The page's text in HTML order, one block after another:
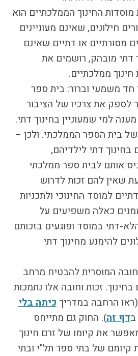
מוסדות החינוך הממלכתיים הוא
חילונים, שאינם מעוניינים
מסורתיים או דתיים שאינם
דתי מובהק, רושמים את
ממלכתיים.
חד משמעי וברור: בית ספר
לספק את צרכיו של הציבור
למי שמעוניין בחינוך דתי.
בית הספר הממלכתי. ולכן –
בחינוך דתי לילדיהם,
אותם לבית ספר ממלכתי
שאין להם זכות לדרוש
למוסד החינוכי ולתכניות
כאלה משפיעים על
דתי במוסד ופוגעים בזכותם
להימנע מחינוך דתי
המוסרית להבטיח מרחב
בחינוך. זכות וחובה אלו נתמכות
הרחבה במדריךכיתה בלי
בדף זה). החוק גם מתייחס
את קיומו של זרם חינוך
קיומם של בתי ספר תל"י ובתי